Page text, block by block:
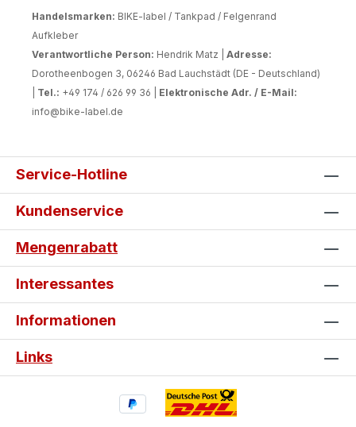
Handelsmarken: BIKE-label / Tankpad / Felgenrand
Aufkleber
Verantwortliche Person: Hendrik Matz | Adresse:
Dorotheenbogen 3, 06246 Bad Lauchstädt (DE - Deutschland)
Tel.: +49 174 / 626 99 36 | Elektronische Adr. / E-Mail:
info@bike-label.de
Service-Hotline
Kundenservice
Mengenrabatt
Interessantes
Informationen
Links